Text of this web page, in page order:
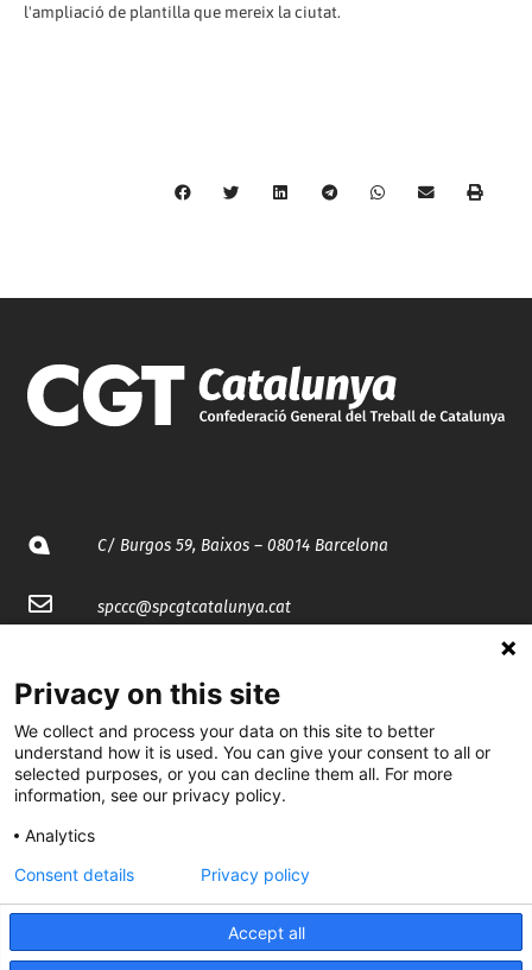
l'ampliació de plantilla que mereix la ciutat.
C/ Burgos 59, Baixos – 08014 Barcelona
spccc@spcgtcatalunya.cat
@CGTCatalunya
cgtcatalunya
cgtcatalunya
Privacy on this site
We collect and process your data on this site to better
understand how it is used. You can give your consent to all or
selected purposes, or you can decline them all. For more
information, see our privacy policy.
Analytics
Accept all
Consent details Privacy policy